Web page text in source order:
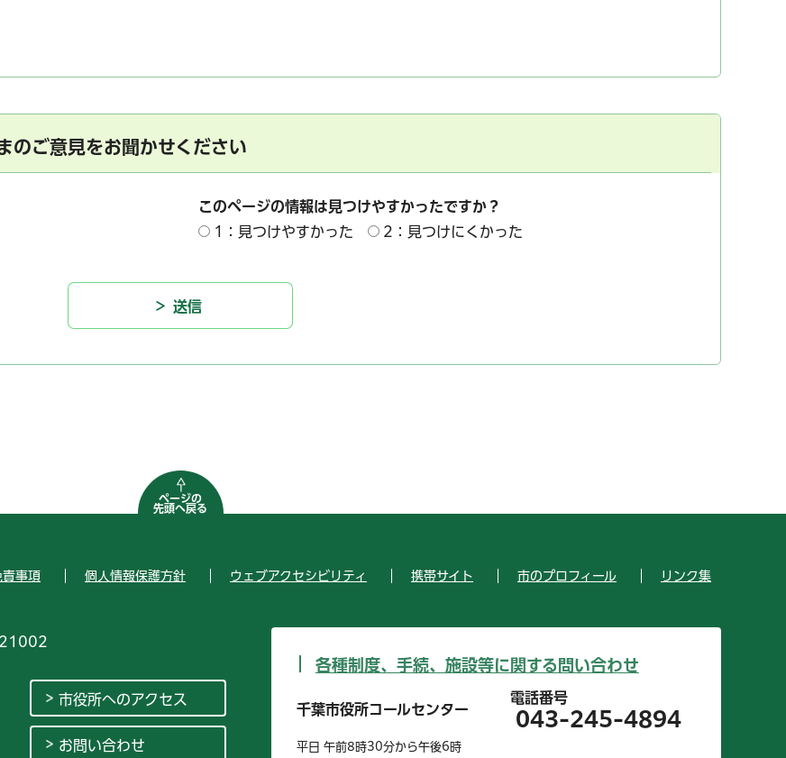
のご意見をお聞かせください
このページの情報は見つけやすかったですか？
1：見つけやすかった
2：見つけにくかった
ページの
先頭へ戻る
責事項 個人情報保護方針 ウェブアクセシビリティ 携帯サイト 市のプロフィール リンク集
市役所へのアクセス
お問い合わせ
各種制度、手続、施設等に関する問い合わせ
千葉市役所コールセンター
電話番号
043-245-4894
平日 午前8時30分から午後6時